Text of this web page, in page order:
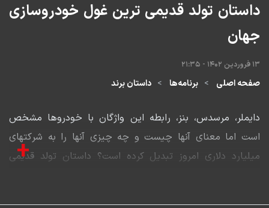
داستان تولد قدیمی ترین غول خودروسازی
جهان
۱۳ فروردین ۱۴۰۲ - ۲۱:۳۵
صفحه اصلی برنامه‌ها داستان برند
دایملر، مرسدس، بنز، رابطه این واژگان با خودروها مشخص
است اما معنای آنها چیست و چه چیزی آنها را به شرکتهای
میلیارد دلاری امروز تبدیل کرده است؟ داستان تولد قدیمی
+